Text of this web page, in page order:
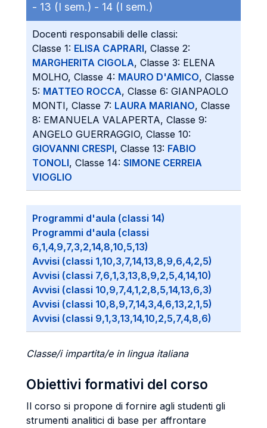
- 13 (I sem.) - 14 (I sem.)
Docenti responsabili delle classi:
Classe 1: ELISA CAPRARI, Classe 2:
MARGHERITA CIGOLA, Classe 3: ELENA
MOLHO, Classe 4: MAURO D'AMICO, Classe
5: MATTEO ROCCA, Classe 6: GIANPAOLO
MONTI, Classe 7: LAURA MARIANO, Classe
8: EMANUELA VALAPERTA, Classe 9:
ANGELO GUERRAGGIO, Classe 10:
GIOVANNI CRESPI, Classe 13: FABIO
TONOLI, Classe 14: SIMONE CERREIA
VIOGLIO
Programmi d'aula (classi 14)
Programmi d'aula (classi
6,1,4,9,7,3,2,14,8,10,5,13)
Avvisi (classi 1,10,3,7,14,13,8,9,6,4,2,5)
Avvisi (classi 7,6,1,3,13,8,9,2,5,4,14,10)
Avvisi (classi 10,9,7,4,1,2,8,5,14,13,6,3)
Avvisi (classi 10,8,9,7,14,3,4,6,13,2,1,5)
Avvisi (classi 9,1,3,13,14,10,2,5,7,4,8,6)
Classe/i impartita/e in lingua italiana
Obiettivi formativi del corso
Il corso si propone di fornire agli studenti gli
strumenti analitici di base per affrontare